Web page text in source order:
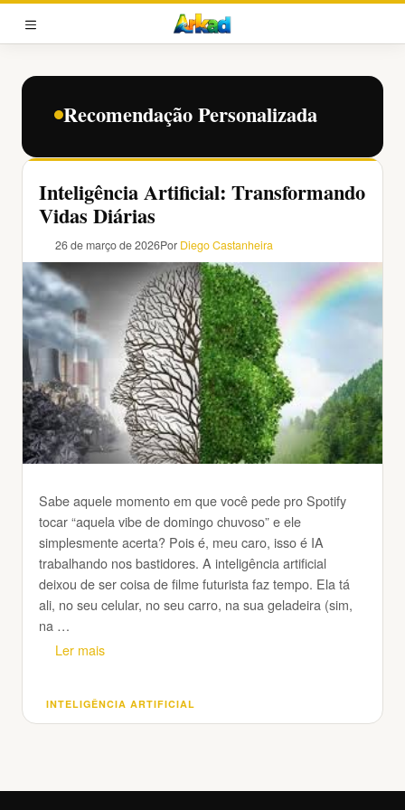
Pular
para
conteúdo
MENU
Recomendação Personalizada
Inteligência Artificial: Transformando
Vidas Diárias
26 de março de 2026Por Diego Castanheira
Sabe aquele momento em que você pede pro Spotify
tocar “aquela vibe de domingo chuvoso” e ele
simplesmente acerta? Pois é, meu caro, isso é IA
trabalhando nos bastidores. A inteligência artificial
deixou de ser coisa de filme futurista faz tempo. Ela tá
ali, no seu celular, no seu carro, na sua geladeira (sim,
na …
Ler mais
Categorias
INTELIGÊNCIA ARTIFICIAL